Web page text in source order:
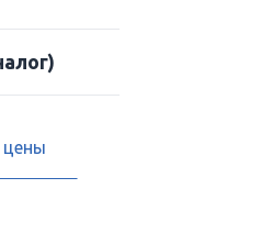
цены